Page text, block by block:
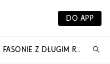
DO APP
SHIRT W DOPASOWANYM FASONIE Z DŁUGIM RĘKAWEM